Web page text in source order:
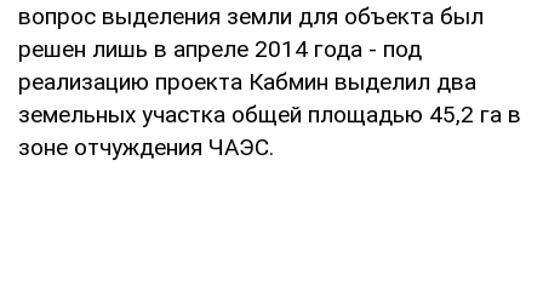
вопрос выделения земли для объекта был
решен лишь в апреле 2014 года - под
реализацию проекта Кабмин выделил два
земельных участка общей площадью 45,2 га в
зоне отчуждения ЧАЭС.